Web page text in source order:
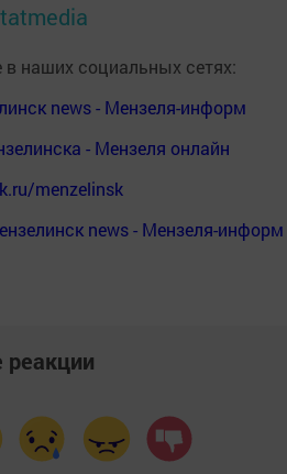
в наших социальных сетях:
news - Мензеля-информ
- Мензеля онлайн
menzelinsk
news - Мензеля-информ
реакции